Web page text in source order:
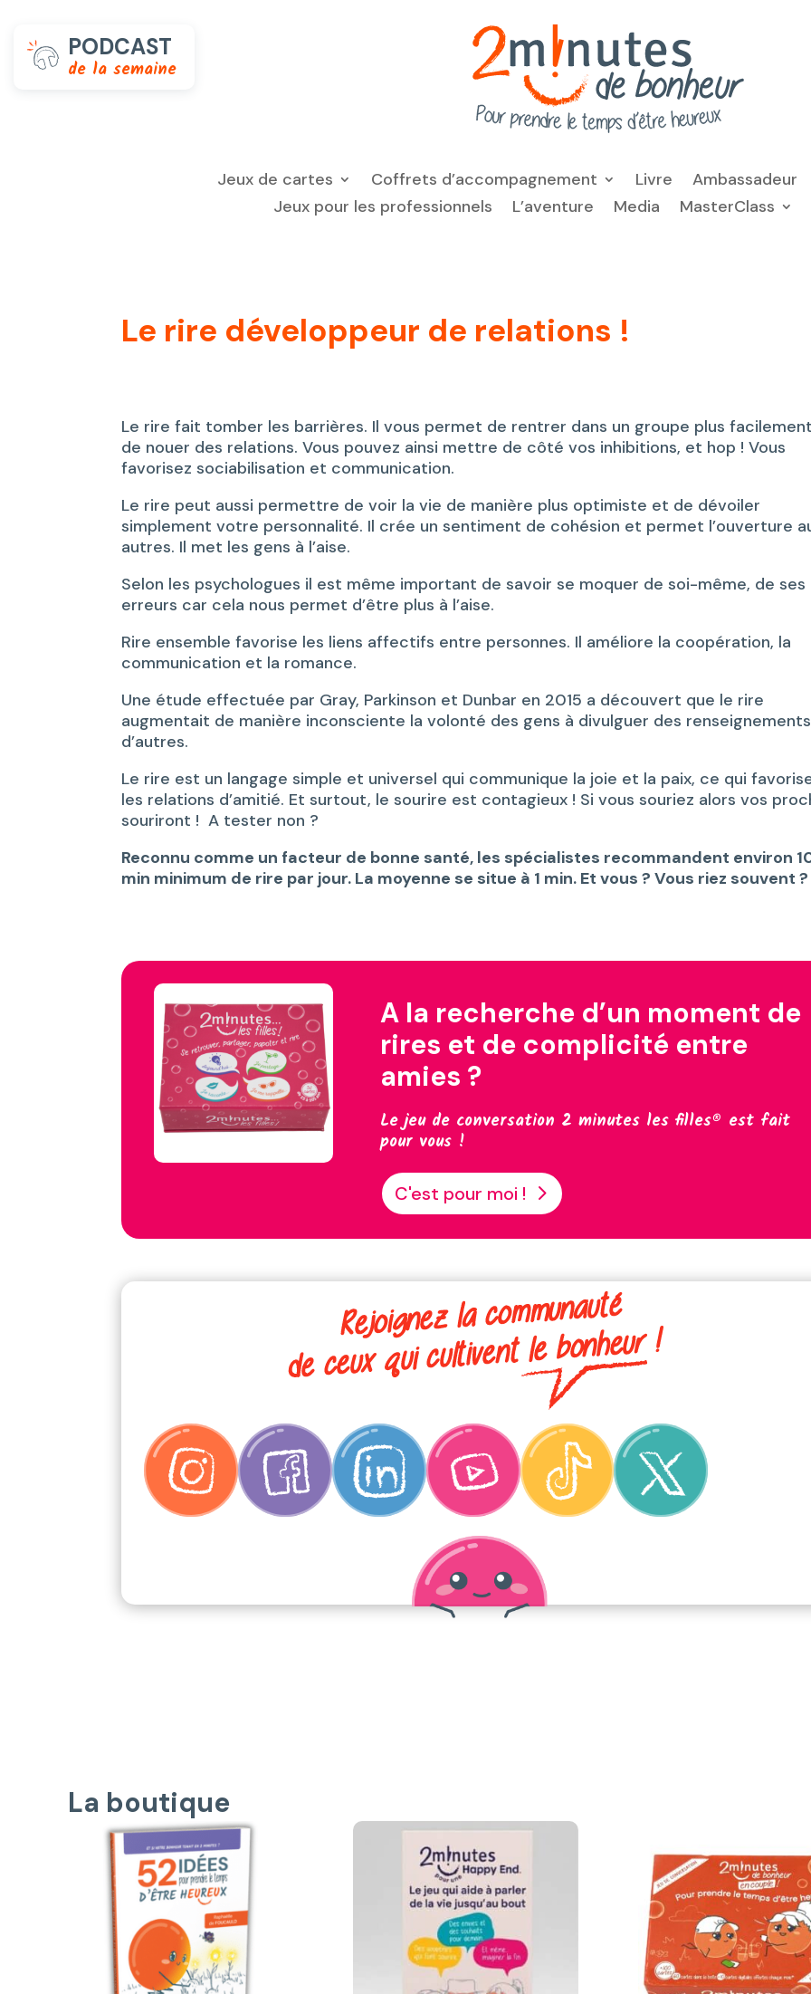
PODCAST
de la semaine
Jeux de cartes Coffrets d’accompagnement Livre
Ambassadeur
Jeux pour les professionnels
L’aventure Media MasterClass
Le rire développeur de relations !
Le rire fait tomber les barrières. Il vous permet de rentrer dans un groupe plus
de nouer des relations. Vous pouvez ainsi mettre de côté vos inhibitions, et hop ! Vous
favorisez sociabilisation et communication.
Le rire peut aussi permettre de voir la vie de manière plus optimiste et de dévoiler
simplement votre personnalité. Il crée un sentiment de cohésion et permet l’ouverture
autres. Il met les gens à l’aise.
Selon les psychologues il est même important de savoir se moquer de soi-même, de ses
erreurs car cela nous permet d’être plus à l’aise.
Rire ensemble favorise les liens affectifs entre personnes. Il améliore la coopération, la
communication et la romance.
Une étude effectuée par Gray, Parkinson et Dunbar en 2015 a découvert que le rire
augmentait de manière inconsciente la volonté des gens à divulguer des
d’autres.
Le rire est un langage simple et universel qui communique la joie et la paix, ce qui
les relations d’amitié. Et surtout, le sourire est contagieux ! Si vous souriez alors vos
souriront ! A tester non ?
Reconnu comme un facteur de bonne santé, les spécialistes recommandent environ
min minimum de rire par jour. La moyenne se situe à 1 min. Et vous ? Vous riez souvent ?
A la recherche d’un moment de
rires et de complicité entre
amies ?
Le jeu de conversation 2 minutes les filles® est fait
pour vous !
C'est pour moi !
La boutique